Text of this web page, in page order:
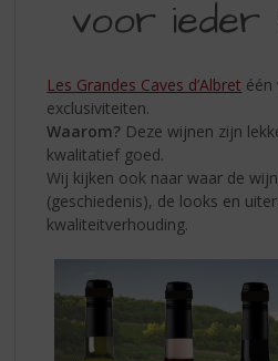
WIJNEN:
IEDER
WAT
WILS
voor ieder
Les Grandes Caves d’Albret één
exclusiviteiten.
Waarom? Deze wijnen zijn
kwalitatief goed.
Wij kijken ook naar waar de
(geschiedenis), de looks en
kwaliteitverhouding.